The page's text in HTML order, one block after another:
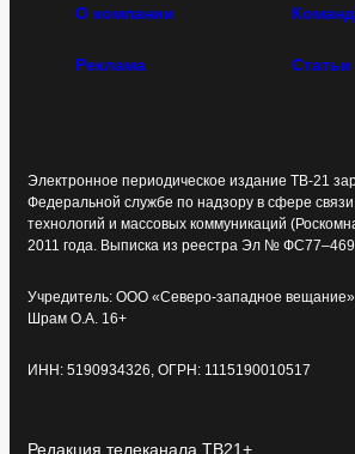
О компании
Реклама Статьи
Электронное периодическое издание ТВ-21
Федеральной службе по надзору в сфере
технологий и массовых коммуникаций
2011 года. Выписка из реестра Эл №
Учредитель: ООО «Северо-западное
Шрам О.А. 16+
ИНН: 5190934326, ОГРН: 1115190010517
Редакция телеканала ТВ21+